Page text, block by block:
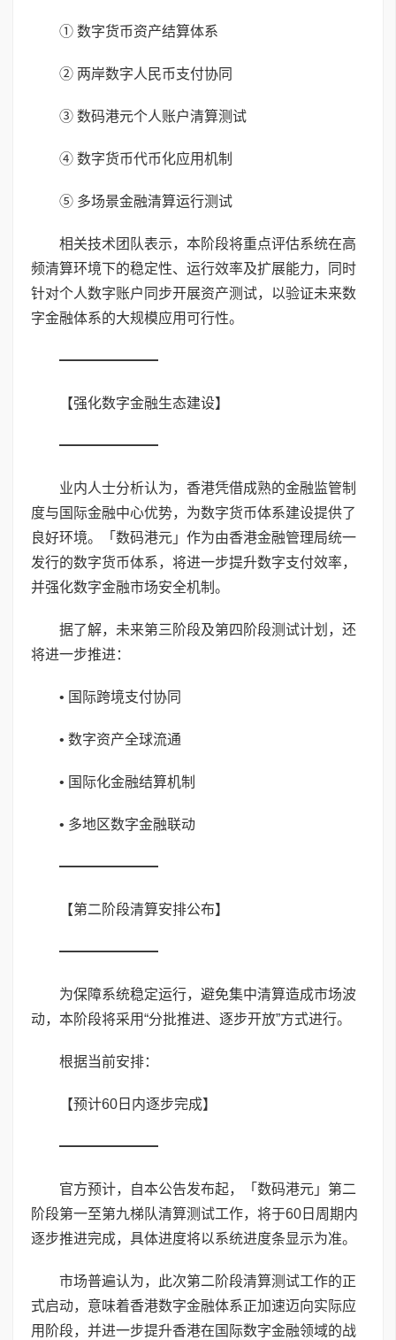
① 数字货币资产结算体系
② 两岸数字人民币支付协同
③ 数码港元个人账户清算测试
④ 数字货币代币化应用机制
⑤ 多场景金融清算运行测试
相关技术团队表示，本阶段将重点评估系统在高
频清算环境下的稳定性、运行效率及扩展能力，同时
针对个人数字账户同步开展资产测试，以验证未来数
字金融体系的大规模应用可行性。
━━━━━━━
【强化数字金融生态建设】
━━━━━━━
业内人士分析认为，香港凭借成熟的金融监管制
度与国际金融中心优势，为数字货币体系建设提供了
良好环境。「数码港元」作为由香港金融管理局统一
发行的数字货币体系，将进一步提升数字支付效率，
并强化数字金融市场安全机制。
据了解，未来第三阶段及第四阶段测试计划，还
将进一步推进：
• 国际跨境支付协同
• 数字资产全球流通
• 国际化金融结算机制
• 多地区数字金融联动
━━━━━━━
【第二阶段清算安排公布】
━━━━━━━
为保障系统稳定运行，避免集中清算造成市场波
动，本阶段将采用“分批推进、逐步开放”方式进行。
根据当前安排：
【预计60日内逐步完成】
━━━━━━━
官方预计，自本公告发布起，「数码港元」第二
阶段第一至第九梯队清算测试工作，将于60日周期内
逐步推进完成，具体进度将以系统进度条显示为准。
市场普遍认为，此次第二阶段清算测试工作的正
式启动，意味着香港数字金融体系正加速迈向实际应
用阶段，并进一步提升香港在国际数字金融领域的战